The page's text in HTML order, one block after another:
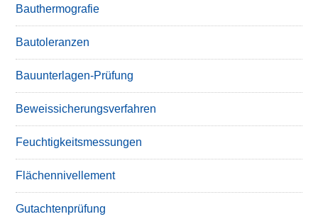
Bauthermografie
Bautoleranzen
Bauunterlagen-Prüfung
Beweissicherungsverfahren
Feuchtigkeitsmessungen
Flächennivellement
Gutachtenprüfung